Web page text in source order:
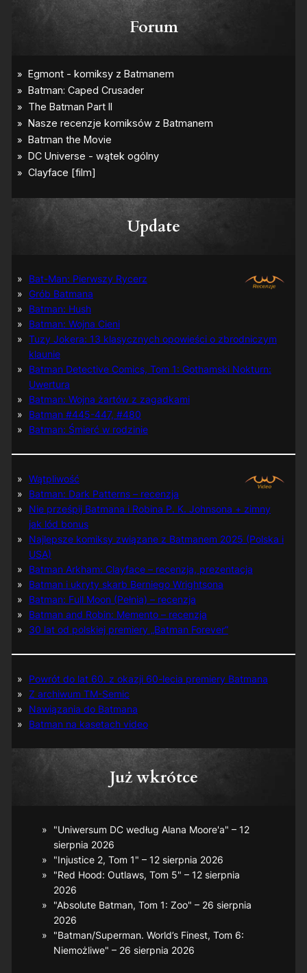
Forum
Update
Bat-Man: Pierwszy Rycerz
Grób Batmana
Batman: Hush
Batman: Wojna Cieni
Tuzy Jokera: 13 klasycznych opowieści o zbrodniczym
klaunie
Batman Detective Comics, Tom 1: Gothamski Nokturn:
Uwertura
Batman: Wojna żartów z zagadkami
Batman #445-447, #480
Batman: Śmierć w rodzinie
Wątpliwość
Batman: Dark Patterns – recenzja
Nie prześpij Batmana i Robina P. K. Johnsona + zimny
jak lód bonus
Najlepsze komiksy związane z Batmanem 2025 (Polska i
USA)
Batman Arkham: Clayface – recenzja, prezentacja
Batman i ukryty skarb Berniego Wrightsona
Batman: Full Moon (Pełnia) – recenzja
Batman and Robin: Memento – recenzja
30 lat od polskiej premiery „Batman Forever”
Powrót do lat 60. z okazji 60-lecia premiery Batmana
Z archiwum TM-Semic
Nawiązania do Batmana
Batman na kasetach video
Już wkrótce
"Uniwersum DC według Alana Moore'a" – 12
sierpnia 2026
"Injustice 2, Tom 1" – 12 sierpnia 2026
"Red Hood: Outlaws, Tom 5" – 12 sierpnia
2026
"Absolute Batman, Tom 1: Zoo" – 26 sierpnia
2026
"Batman/Superman. World’s Finest, Tom 6:
Niemożliwe" – 26 sierpnia 2026